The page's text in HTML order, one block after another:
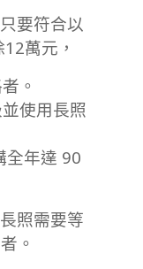
只要符合以
萬元，
。
使用長照
全年達 90
照需要等
。